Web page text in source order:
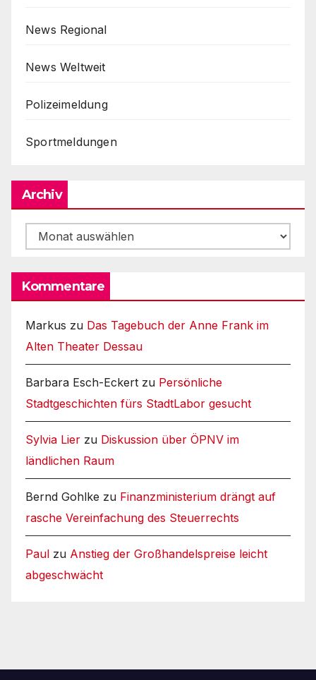
News Regional
News Weltweit
Polizeimeldung
Sportmeldungen
Archiv
Archiv
Kommentare
Markus zu Das Tagebuch der Anne Frank im
Alten Theater Dessau
Barbara Esch-Eckert zu Persönliche
Stadtgeschichten fürs StadtLabor gesucht
Sylvia Lier zu Diskussion über ÖPNV im
ländlichen Raum
Bernd Gohlke zu Finanzministerium drängt auf
rasche Vereinfachung des Steuerrechts
Paul zu Anstieg der Großhandelspreise leicht
abgeschwächt